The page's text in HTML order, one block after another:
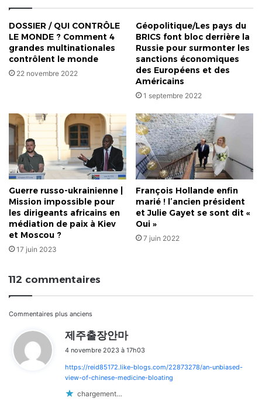
Algérie
DOSSIER / QUI CONTRÔLE
LE MONDE ? Comment 4
grandes multinationales
contrôlent le monde
22 novembre 2022
Géopolitique/Les pays du
BRICS font bloc derrière la
Russie pour surmonter les
sanctions économiques
des Européens et des
Américains
1 septembre 2022
Guerre russo-ukrainienne |
Mission impossible pour
les dirigeants africains en
médiation de paix à Kiev
et Moscou ?
17 juin 2023
François Hollande enfin
marié ! l’ancien président
et Julie Gayet se sont dit «
Oui »
7 juin 2022
112 commentaires
Navigation
dans
les
commentaires
Commentaires plus anciens
제주출장안마
t
:
4 novembre 2023 à 17h03
https://reid85172.like-blogs.com/22873278/an-unbiased-
view-of-chinese-medicine-bloating
chargement…